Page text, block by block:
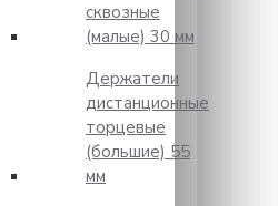
сквозные
(малые) 30 мм
Держатели
дистанционные
торцевые
(большие) 55
мм